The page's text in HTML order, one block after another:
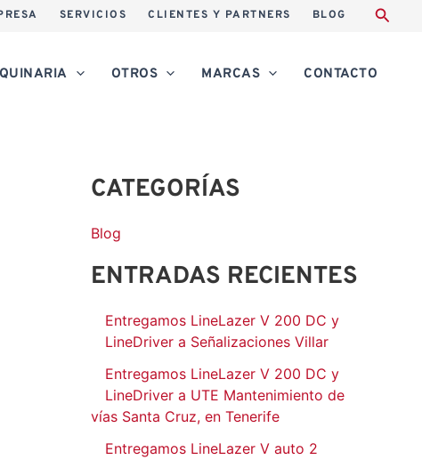
SERVICIOS CLIENTES Y PARTNERS BLOG
OTROS MARCAS CONTACTO
CATEGORÍAS
Blog
ENTRADAS RECIENTES
Entregamos LineLazer V 200 DC y
LineDriver a Señalizaciones Villar
Entregamos LineLazer V 200 DC y
LineDriver a UTE Mantenimiento de
vías Santa Cruz, en Tenerife
Entregamos LineLazer V auto 2
A
o